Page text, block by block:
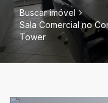
Buscar imóvel
Sala Comercial no
Tower